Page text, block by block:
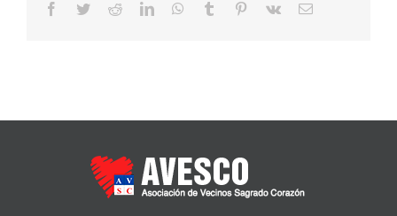
contra
Facebook
TwitterRedditLinkedInWhatsApp
Tumblr Pinterest
Vk
Correo